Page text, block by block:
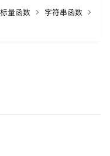
标量函数
字符串函数